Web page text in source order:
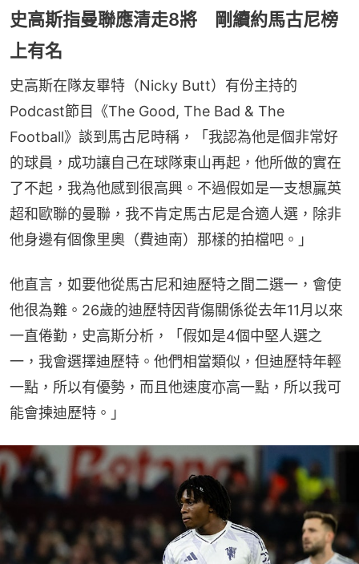
史高斯指曼聯應清走8將 剛續約馬古尼榜
上有名
史高斯在隊友畢特（Nicky Butt）有份主持的
Podcast節目《The Good, The Bad & The
Football》談到馬古尼時稱，「我認為他是個非常好
的球員，成功讓自己在球隊東山再起，他所做的實在
了不起，我為他感到很高興。不過假如是一支想贏英
超和歐聯的曼聯，我不肯定馬古尼是合適人選，除非
他身邊有個像里奧（費迪南）那樣的拍檔吧。」
他直言，如要他從馬古尼和迪歷特之間二選一，會使
他很為難。26歲的迪歷特因背傷關係從去年11月以來
一直倦勤，史高斯分析，「假如是4個中堅人選之
一，我會選擇迪歷特。他們相當類似，但迪歷特年輕
一點，所以有優勢，而且他速度亦高一點，所以我可
能會揀迪歷特。」